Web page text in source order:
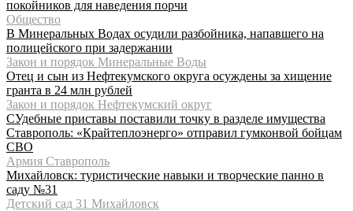
покойников для наведения порчи
Общество
В Минеральных Водах осудили разбойника, напавшего на
полицейского при задержании
Закон и порядок Минеральные Воды
Отец и сын из Нефтекумского округа осуждены за хищение
гранта в 24 млн рублей
Закон и порядок Нефтекумский округ
СУдебные приставы поставили точку в разделе имущества
Ставрополь: «Крайтеплоэнерго» отправил гумконвой бойцам
СВО
Армия Ставрополь
Михайловск: туристические навыки и творческие панно в
саду №31
Детский сад 31 Михайловск